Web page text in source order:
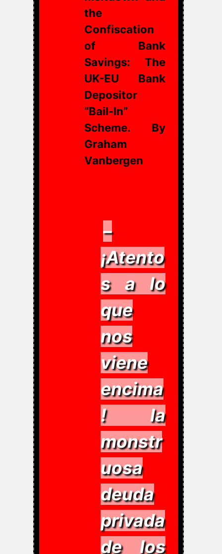
the
Confiscation
of Bank
Savings: The
UK-EU Bank
Depositor
“Bail-In”
Scheme. By
Graham
Vanbergen
–
¡Atento
s a lo
que
nos
viene
encima
! la
monstr
uosa
deuda
privada
de los